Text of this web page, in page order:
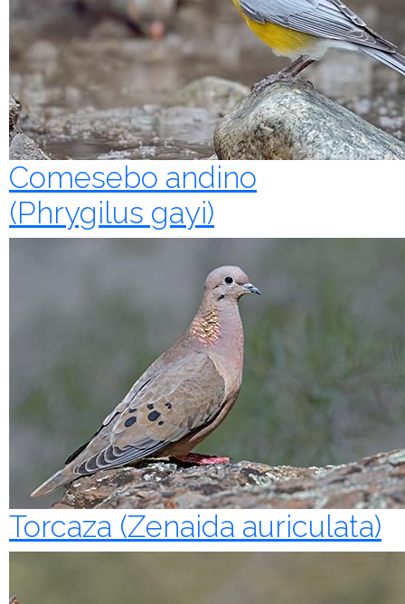
Comesebo andino
(Phrygilus gayi)
Torcaza (Zenaida auriculata)